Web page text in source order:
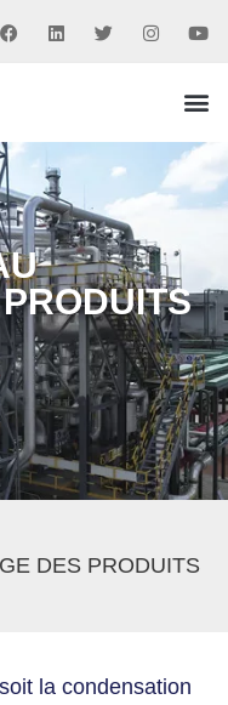
DES PRODUITS
la condensation